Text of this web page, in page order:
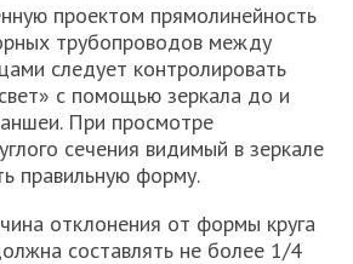
проектом прямолинейность
трубопроводов между
следует контролировать
с помощью зеркала до и
При просмотре
сечения видимый в зеркале
правильную форму.
отклонения от формы круга
составлять не более 1/4